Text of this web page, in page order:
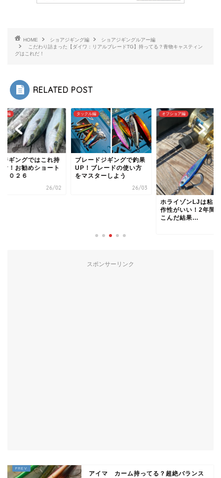
HOME ショアジギング編
ショアジギングルアー編
こだわり詰まった【ダイワ：リアルブレードTG】持ってる？青物キャスティン
グはこれだ！
RELATED POST
ル編
ードジギングで釣果
ブレードの使い方
スターしよう
26/03
オフショア編 タックル編
アシストフックは自
面白い！ニードルを
てアシストラインを
スポンサーリンク
アイマ カーム持ってる？超絶バランス